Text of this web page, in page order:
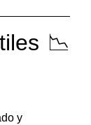
📉
y